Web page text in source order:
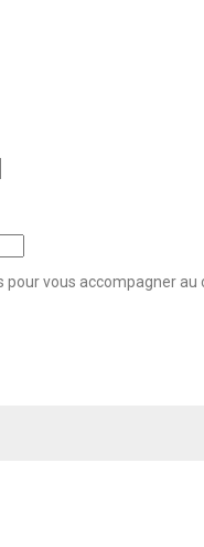
vous accompagner